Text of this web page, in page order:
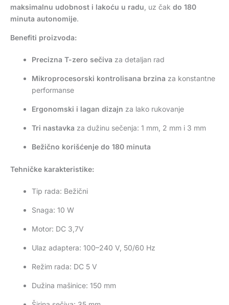
maksimalnu udobnost i lakoću u radu , uz čak do 180
minuta autonomije.
Benefiti proizvoda:
Precizna T-zero sečiva za detaljan rad
Mikroprocesorski kontrolisana brzina za konstantne
performanse
Ergonomski i lagan dizajn za lako rukovanje
Tri nastavka za dužinu sečenja: 1 mm, 2 mm i 3 mm
Bežično korišćenje do 180 minuta
Tehničke karakteristike:
Tip rada: Bežični
Snaga: 10 W
Motor: DC 3,7V
Ulaz adaptera: 100–240 V, 50/60 Hz
Režim rada: DC 5 V
Dužina mašinice: 150 mm